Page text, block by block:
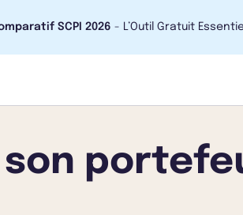
SCPI 2026 - L’Outil Gratuit
son